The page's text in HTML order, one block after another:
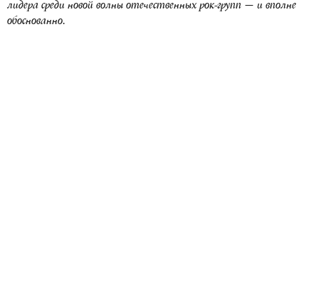
лидера среди новой волны отечественных рок-групп — и вполне
обоснованно.